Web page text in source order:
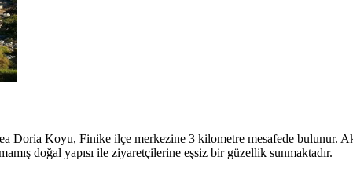
Doria Koyu, Finike ilçe merkezine 3 kilometre mesafede bulunur.
doğal yapısı ile ziyaretçilerine eşsiz bir güzellik sunmaktadır.